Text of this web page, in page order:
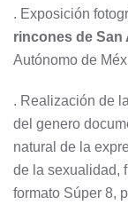
. Exposición
rincones de San
Autónomo de
. Realización de
del genero
natural de la
de la sexualidad,
formato Súper 8,